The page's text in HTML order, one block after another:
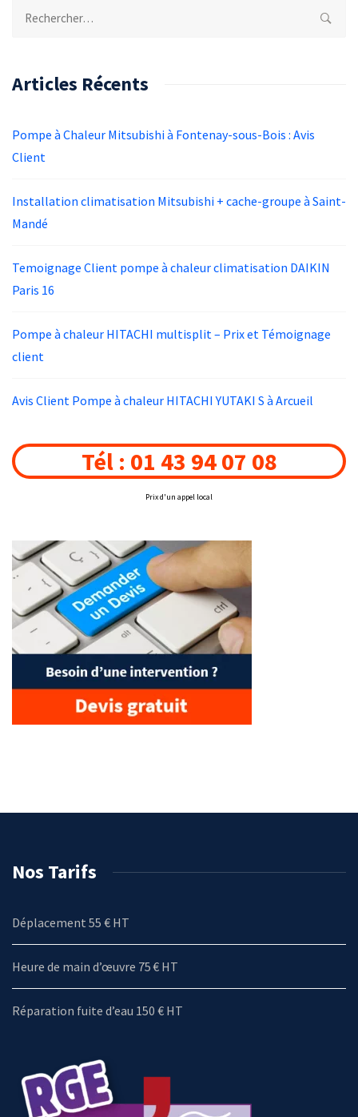
Rechercher :
Articles Récents
Pompe à Chaleur Mitsubishi à Fontenay-sous-Bois : Avis
Client
Installation climatisation Mitsubishi + cache-groupe à Saint-
Mandé
Temoignage Client pompe à chaleur climatisation DAIKIN
Paris 16
Pompe à chaleur HITACHI multisplit – Prix et Témoignage
client
Avis Client Pompe à chaleur HITACHI YUTAKI S à Arcueil
Tél : 01 43 94 07 08
Prix d'un appel local
Nos Tarifs
Déplacement 55 € HT
Heure de main d’œuvre 75 € HT
Réparation fuite d’eau 150 € HT